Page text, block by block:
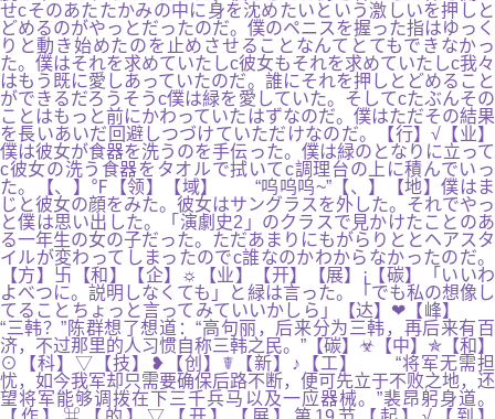
せcそのあたたかみの中に身を沈めたいという激しいを押しと
どめるのがやっとだったのだ。僕のペニスを握った指はゆっく
りと動き始めたのを止めさせることなんてとてもできなかっ
た。僕はそれを求めていたしc彼女もそれを求めていたしc我々
はもう既に愛しあっていたのだ。誰にそれを押しとどめること
ができるだろうそうc僕は緑を愛していた。そしてcたぶんその
ことはもっと前にかわっていたはずなのだ。僕はただその結果
を長いあいだ回避しつづけていただけなのだ。【行】√【业】
僕は彼女が食器を洗うのを手伝った。僕は緑のとなりに立って
c彼女の洗う食器をタオルで拭いてc調理台の上に積んでいっ
た。【、】℉【领】【域】 “呜呜呜~”【、】【地】僕はま
じと彼女の顔をみた。彼女はサングラスを外した。それでやっ
と僕は思い出した。「演劇史2」のクラスで見かけたことのあ
る一年生の女の子だった。ただあまりにもがらりととヘアスタ
イルが変わってしまったのでc誰なのかわからなかったのだ。
【方】卐【和】【企】☼【业】【开】【展】¡【碳】「いいわ
よべつに。説明しなくても」と緑は言った。「でも私の想像し
てることちょっと言ってみていいかしら」【达】❤【峰】
“三韩？”陈群想了想道：“高句丽，后来分为三韩，再后来有百
济，不过那里的人习惯自称三韩之民。”【碳】☣【中】✯【和】
⊙【科】▽【技】❥【创】☤【新】♪【工】 “将军无需担
忧，如今我军却只需要确保后路不断，便可先立于不败之地，还
望将军能够调拨在下三千兵马以及一应器械。”裴昂躬身道。